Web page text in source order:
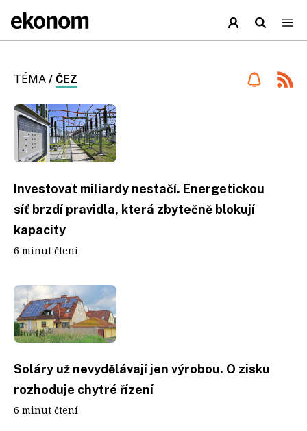
TÉMA / ČEZ
Investovat miliardy nestačí. Energetickou
síť brzdí pravidla, která zbytečně blokují
kapacity
6 minut čtení
Soláry už nevydělávají jen výrobou. O zisku
rozhoduje chytré řízení
6 minut čtení